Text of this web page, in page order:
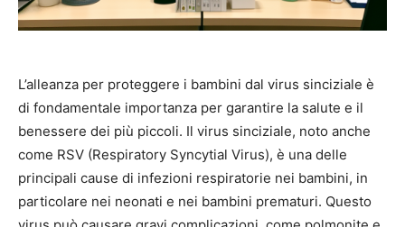
L’alleanza per proteggere i bambini dal virus sinciziale è
di fondamentale importanza per garantire la salute e il
benessere dei più piccoli. Il virus sinciziale, noto anche
come RSV (Respiratory Syncytial Virus), è una delle
principali cause di infezioni respiratorie nei bambini, in
particolare nei neonati e nei bambini prematuri. Questo